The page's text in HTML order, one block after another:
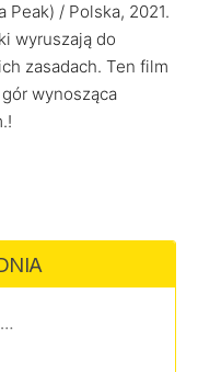
Peak) / Polska, 2021.
wyruszają do
zasadach. Ten film
wynosząca
Spider-Man. Całkiem nowy dzień